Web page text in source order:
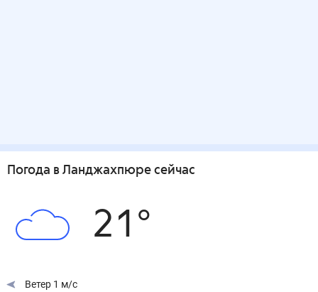
Погода в Ланджахпюре сейчас
21 °
Ветер 1 м/с